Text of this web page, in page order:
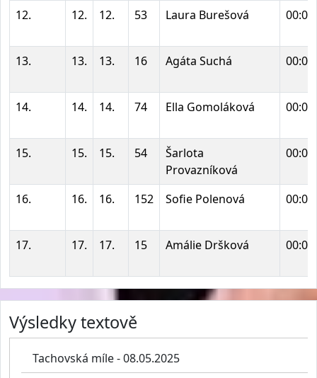
12. 12. 12. 53 Laura Burešová
13. 13. 13. 16 Agáta Suchá
14. 14. 14. 74 Ella Gomoláková
15. 15. 15. 54
Šarlota
Provazníková
16. 16. 16. 152 Sofie Polenová
17. 17. 17. 15 Amálie Dršková
Výsledky textově
Tachovská míle - 08.05.2025